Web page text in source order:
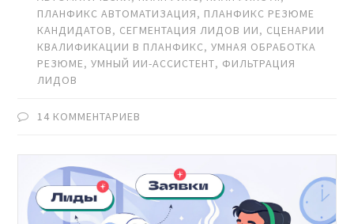
ПЛАНФИКС АВТОМАТИЗАЦИЯ, ПЛАНФИКС РЕЗЮМЕ
КАНДИДАТОВ, СЕГМЕНТАЦИЯ ЛИДОВ ИИ, СЦЕНАРИИ
КВАЛИФИКАЦИИ В ПЛАНФИКС,УМНАЯ ОБРАБОТКА
РЕЗЮМЕ,УМНЫЙ ИИ-АССИСТЕНТ, ФИЛЬТРАЦИЯ
ЛИДОВ
14 КОММЕНТАРИЕВ